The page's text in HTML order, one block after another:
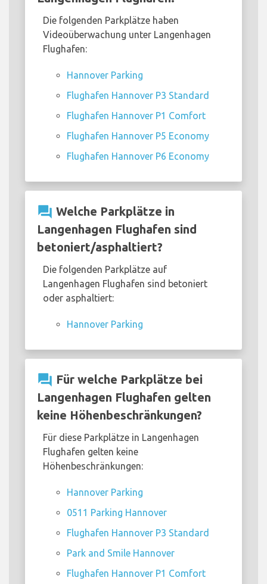
Die folgenden Parkplätze haben
Videoüberwachung unter Langenhagen
Flughafen:
Hannover Parking
Flughafen Hannover P3 Standard
Flughafen Hannover P1 Comfort
Flughafen Hannover P5 Economy
Flughafen Hannover P6 Economy
question_answer Welche Parkplätze in
Langenhagen Flughafen sind
betoniert/asphaltiert?
Die folgenden Parkplätze auf
Langenhagen Flughafen sind betoniert
oder asphaltiert:
Hannover Parking
question_answer Für welche Parkplätze bei
Langenhagen Flughafen gelten
keine Höhenbeschränkungen?
Für diese Parkplätze in Langenhagen
Flughafen gelten keine
Höhenbeschränkungen:
Hannover Parking
0511 Parking Hannover
Flughafen Hannover P3 Standard
Park and Smile Hannover
Flughafen Hannover P1 Comfort